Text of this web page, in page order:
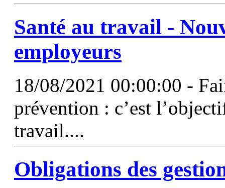
Santé au travail -
employeurs
18/08/2021 00:00:00 -
prévention : c’est
travail....
Obligations des